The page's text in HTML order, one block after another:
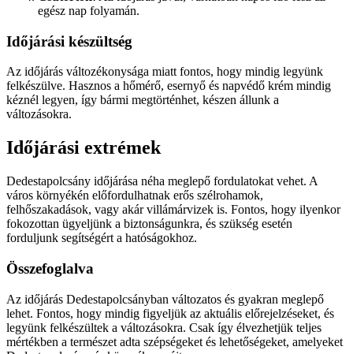
egész nap folyamán.
Időjárási készültség
Az időjárás változékonysága miatt fontos, hogy mindig legyünk
felkészülve. Hasznos a hőmérő, esernyő és napvédő krém mindig
kéznél legyen, így bármi megtörténhet, készen állunk a
változásokra.
Időjárási extrémek
Dedestapolcsány időjárása néha meglepő fordulatokat vehet. A
város környékén előfordulhatnak erős szélrohamok,
felhőszakadások, vagy akár villámárvizek is. Fontos, hogy ilyenkor
fokozottan ügyeljünk a biztonságunkra, és szükség esetén
forduljunk segítségért a hatóságokhoz.
Összefoglalva
Az időjárás Dedestapolcsányban változatos és gyakran meglepő
lehet. Fontos, hogy mindig figyeljük az aktuális előrejelzéseket, és
legyünk felkészültek a változásokra. Csak így élvezhetjük teljes
mértékben a természet adta szépségeket és lehetőségeket, amelyeket